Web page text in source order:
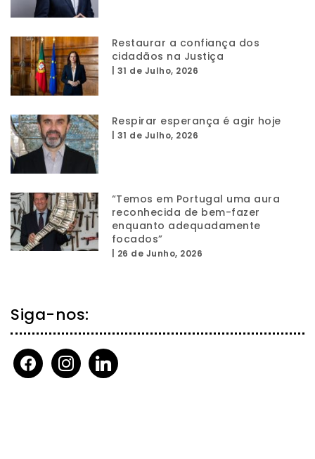
Restaurar a confiança dos
cidadãos na Justiça
31 de Julho, 2026
Respirar esperança é agir hoje
31 de Julho, 2026
“Temos em Portugal uma aura
reconhecida de bem-fazer
enquanto adequadamente
focados”
26 de Junho, 2026
Siga-nos:
facebookinstagramlinkedin